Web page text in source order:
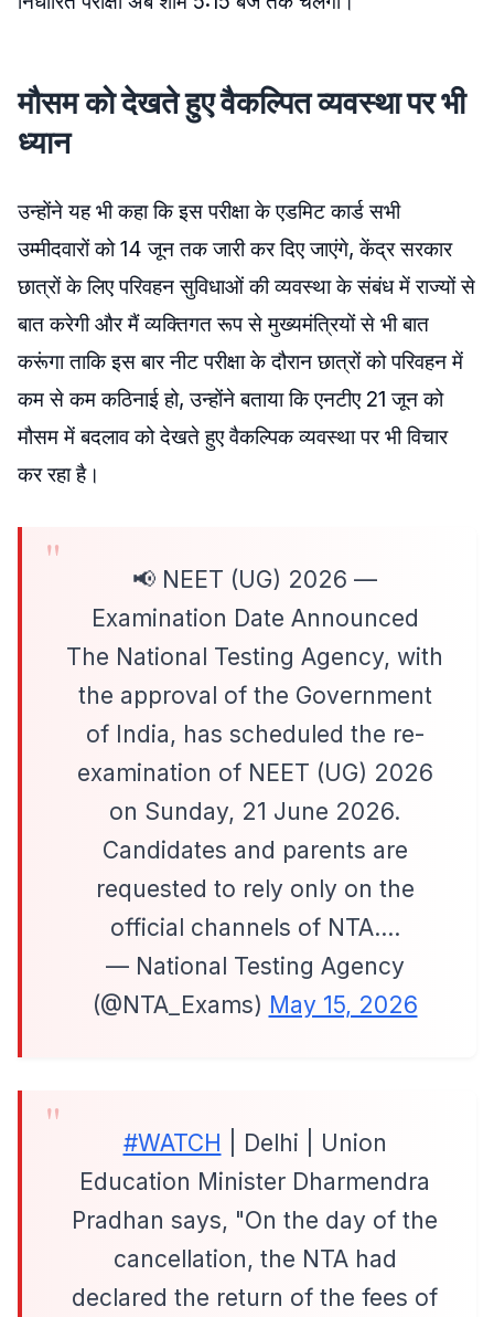
मौसम को देखते हुए वैकल्पित व्यवस्था पर भी
ध्यान
उन्होंने यह भी कहा कि इस परीक्षा के एडमिट कार्ड सभी
उम्मीदवारों को 14 जून तक जारी कर दिए जाएंगे, केंद्र सरकार
छात्रों के लिए परिवहन सुविधाओं की व्यवस्था के संबंध में राज्यों से
बात करेगी और मैं व्यक्तिगत रूप से मुख्यमंत्रियों से भी बात
करूंगा ताकि इस बार नीट परीक्षा के दौरान छात्रों को परिवहन में
कम से कम कठिनाई हो, उन्होंने बताया कि एनटीए 21 जून को
मौसम में बदलाव को देखते हुए वैकल्पिक व्यवस्था पर भी विचार
कर रहा है।
📢 NEET (UG) 2026 —
Examination Date Announced
The National Testing Agency, with
the approval of the Government
of India, has scheduled the re-
examination of NEET (UG) 2026
on Sunday, 21 June 2026.
Candidates and parents are
requested to rely only on the
official channels of NTA.…
— National Testing Agency
(@NTA_Exams) May 15, 2026
#WATCH | Delhi | Union
Education Minister Dharmendra
Pradhan says, "On the day of the
cancellation, the NTA had
declared the return of the fees of